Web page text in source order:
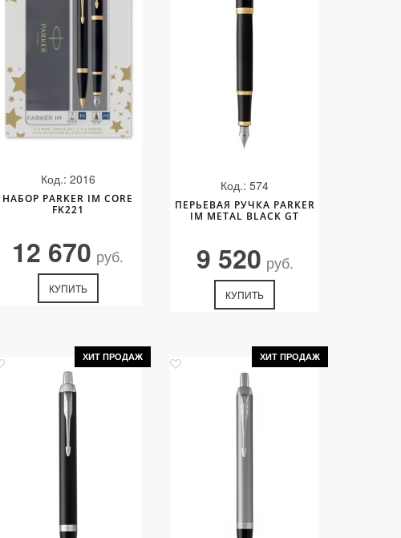
Код.: 2016
НАБОР PARKER IM CORE
FK221
12 670 руб.
КУПИТЬ
Код.: 574
ПЕРЬЕВАЯ РУЧКА PARKER
IM METAL BLACK GT
9 520 руб.
КУПИТЬ
ХИТ ПРОДАЖ ХИТ ПРОДАЖ